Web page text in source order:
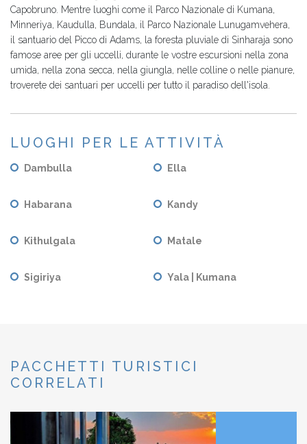
Capobruno. Mentre luoghi come il Parco Nazionale di Kumana,
Minneriya, Kaudulla, Bundala, il Parco Nazionale Lunugamvehera,
il santuario del Picco di Adams, la foresta pluviale di Sinharaja sono
famose aree per gli uccelli, durante le vostre escursioni nella zona
umida, nella zona secca, nella giungla, nelle colline o nelle pianure,
troverete dei santuari per uccelli per tutto il paradiso dell'isola.
LUOGHI PER LE ATTIVITÀ
Dambulla Ella
Habarana Kandy
Kithulgala Matale
Sigiriya Yala | Kumana
PACCHETTI TURISTICI
CORRELATI